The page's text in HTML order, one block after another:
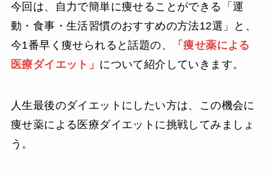
今回は、自力で簡単に痩せることができる「運
動・食事・生活習慣のおすすめの方法12選」と、
今1番早く痩せられると話題の、
「痩せ薬による
医療ダイエット」 について紹介していきます。
人生最後のダイエットにしたい方は、この機会に
痩せ薬による医療ダイエットに挑戦してみましょ
う。